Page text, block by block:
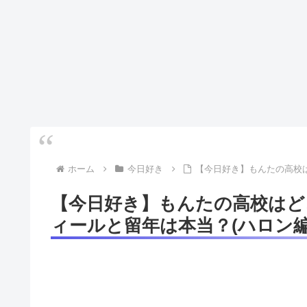
ホーム 今日好き 【今日好き】もんたの高
【今日好き】もんたの高校は
ィールと留年は本当？(ハロン